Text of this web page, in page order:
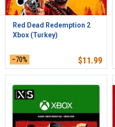
Red Dead Redemption 2
Xbox (Turkey)
–70% $11.99